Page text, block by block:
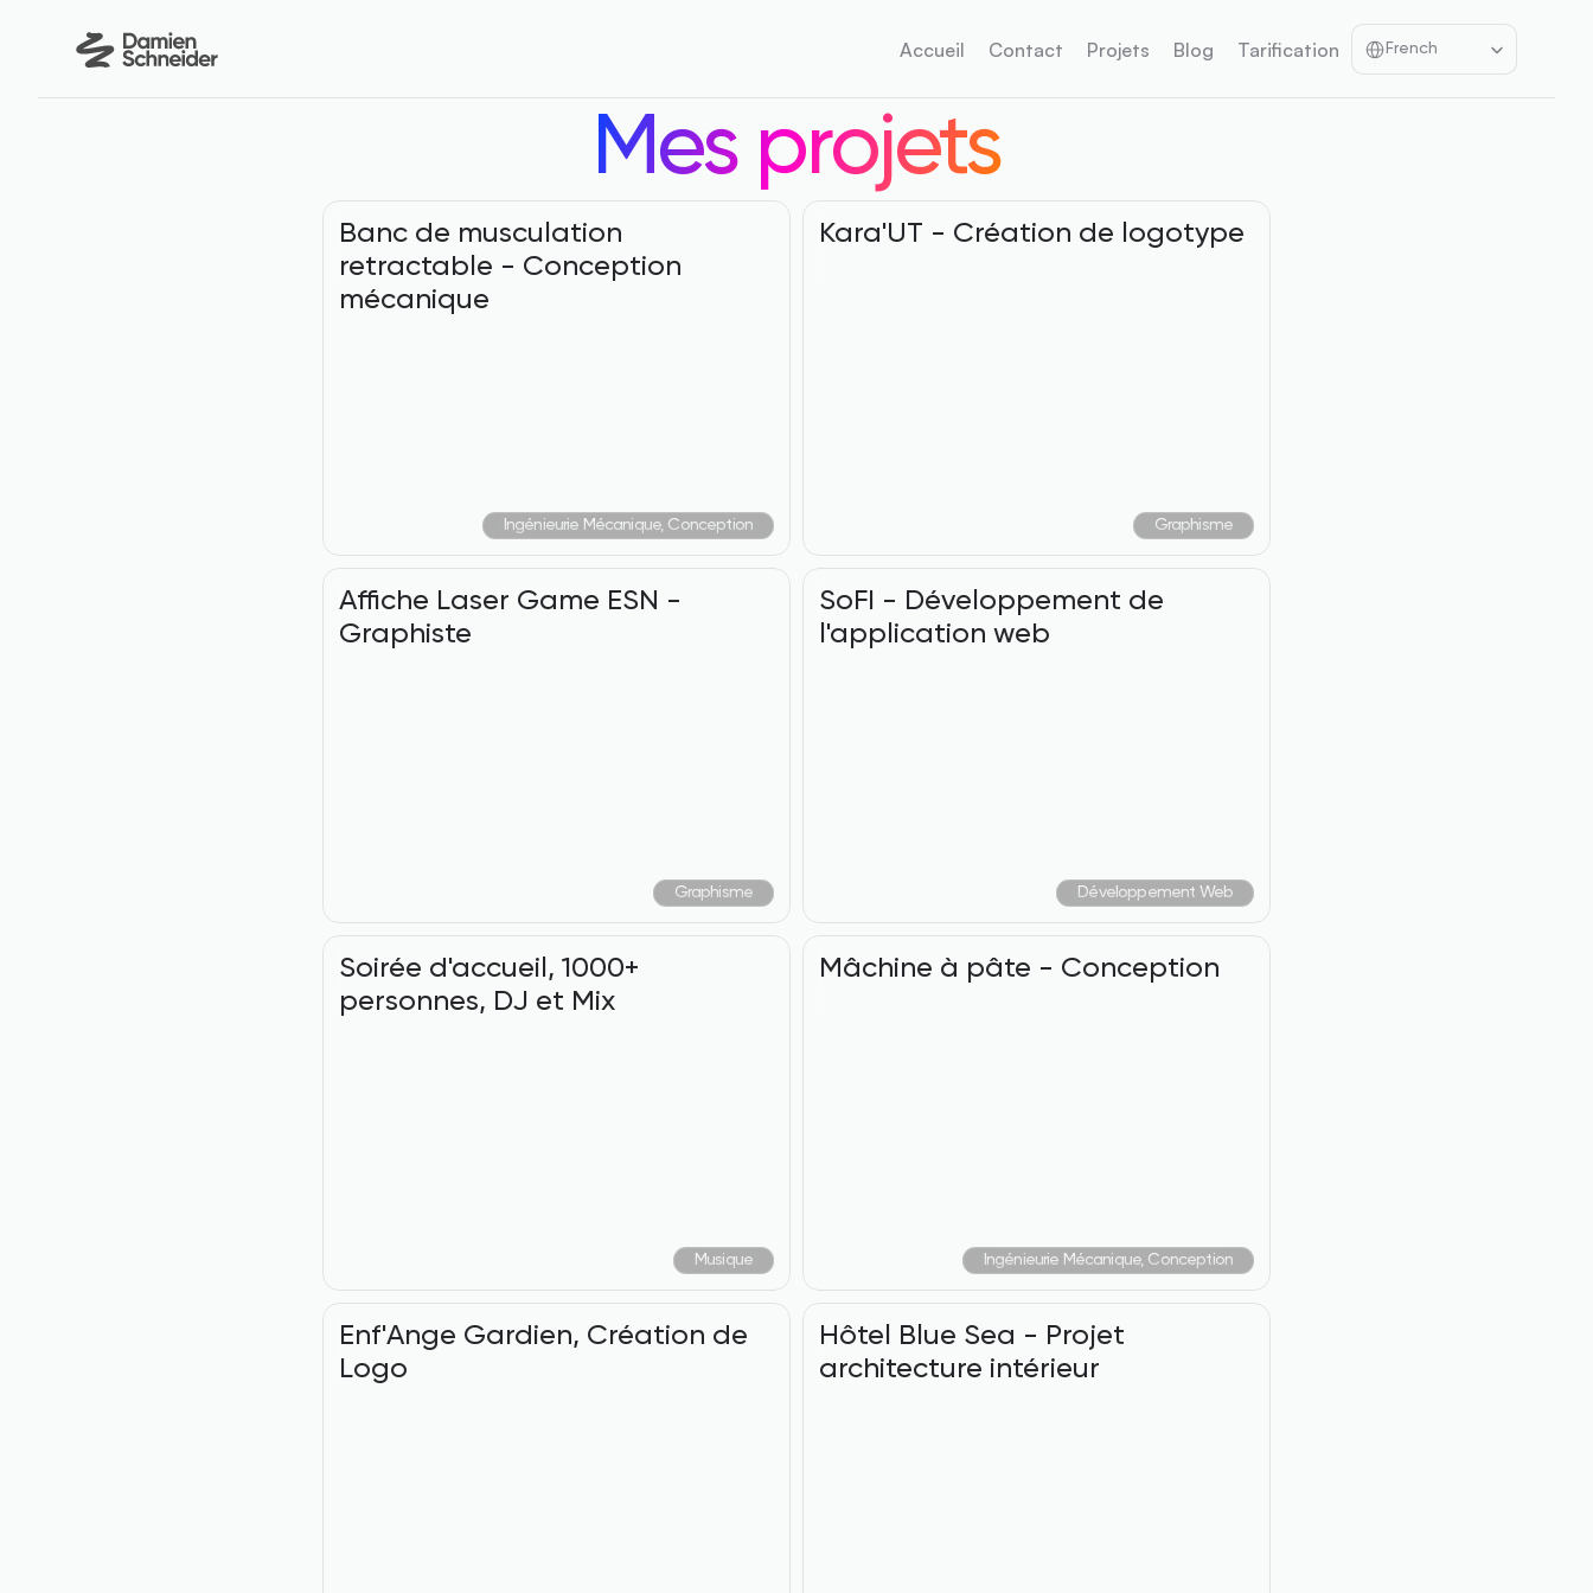
Accueil Contact Projets Blog Tarification
French
Mes projets
Banc de musculation
retractable - Conception
mécanique
Ingénieurie Mécanique, Conception
Kara'UT - Création de logotype
Graphisme
Affiche Laser Game ESN -
Graphiste
Graphisme
SoFI - Développement de
l'application web
Développement Web
Soirée d'accueil, 1000+
personnes, DJ et Mix
Musique
Mâchine à pâte - Conception
Ingénieurie Mécanique, Conception
Enf'Ange Gardien, Création de
Logo
Hôtel Blue Sea - Projet
architecture intérieur